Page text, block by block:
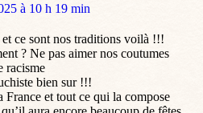
à 10 h 19 min
ce sont nos traditions voilà !!!
? Ne pas aimer nos coutumes
racisme
bien sur !!!
France et tout ce qui la compose